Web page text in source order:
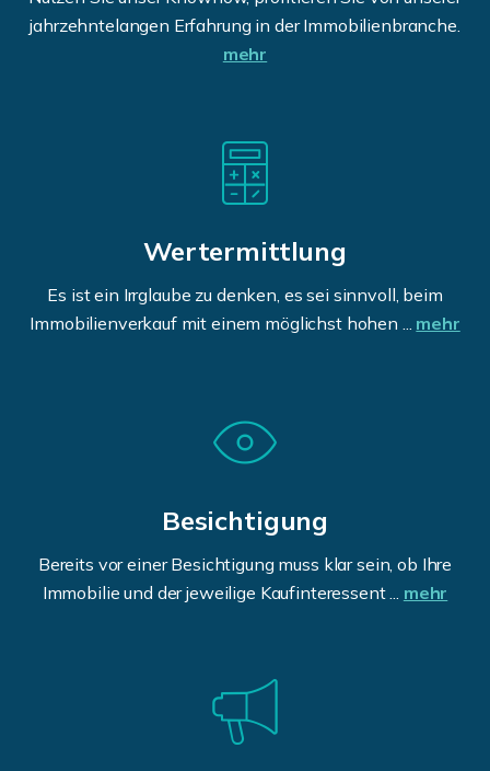
jahrzehntelangen Erfahrung in der Immobilienbranche.
mehr
Wertermittlung
Es ist ein Irrglaube zu denken, es sei sinnvoll, beim
Immobilienverkauf mit einem möglichst hohen ... mehr
Besichtigung
Bereits vor einer Besichtigung muss klar sein, ob Ihre
Immobilie und der jeweilige Kaufinteressent ... mehr